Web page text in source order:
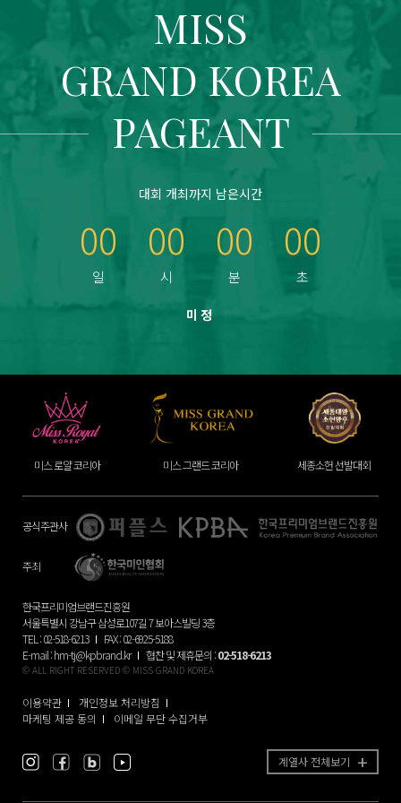
MISS
GRAND KOREA
PAGEANT
대회 개최까지 남은시간
00 00 00 00
미정
로얄 코리아 미스 그랜드 코리아 세종소헌 선발대회
공식주관사
주최
한국프리미엄브랜드진흥원
서울특별시 강남구 삼성로107길 7 보아스빌딩 3층
TEL : 02-518-6213
FAX : 02-6925-5188
E-mail :hm-tj@kpbrand.kr 협찬 및 제휴문의 :02-518-6213
© ALL RIGHT RESERVED © MISS GRAND KOREA
이용약관
개인정보 처리방침
마케팅 제공 동의
이메일 무단 수집거부
계열사 전체보기